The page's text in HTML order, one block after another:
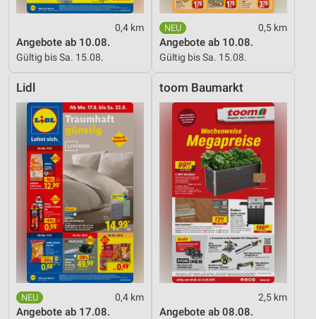
0,4 km
Angebote ab 10.08.
Gültig bis Sa. 15.08.
0,5 km
Angebote ab 10.08.
Gültig bis Sa. 15.08.
Lidl
0,4 km
Angebote ab 17.08.
toom Baumarkt
2,5 km
Angebote ab 08.08.